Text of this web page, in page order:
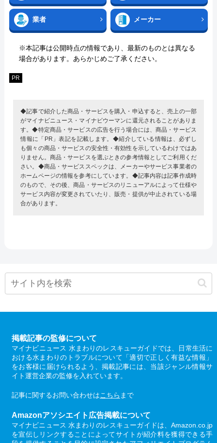
業者 メーカー
※本記事は公開時点の情報であり、最新のものとは異なる
場合があります。あらかじめご了承ください。
PR
◆記事で紹介した商品・サービスを購入・申込すると、売上の一部
がマイナビニュース・マイナビウーマンに還元されることがありま
す。◆特定商品・サービスの広告を行う場合には、商品・サービス
情報に「PR」表記を記載します。◆紹介している情報は、必ずし
も個々の商品・サービスの安全性・有効性を示しているわけではあ
りません。商品・サービスを選ぶときの参考情報としてご利用くだ
さい。◆商品・サービススペックは、メーカーやサービス事業者の
ホームページの情報を参考にしています。◆記事内容は記事作成時
のもので、その後、商品・サービスのリニューアルによって仕様や
サービス内容が変更されていたり、販売・提供が中止されている場
合があります。
掲載記事の監修について
マイナビニュース 水まわりのレスキューガイドでは、日常生活に
おける水まわりのトラブルについて「適切で正しく有益な情報」
をお客様に届けられるよう、掲載記事には、当該ジャンル情報サ
イト運営企業の監修を入れています。
記事に関するお問い合わせはこちら まで
Amazonアソシエイト広告掲載について
マイナビニュース 水まわりのレスキューガイドは、Amazon.co.jp
を宣伝しリンクすることによってサイトが紹介料を獲得できる手